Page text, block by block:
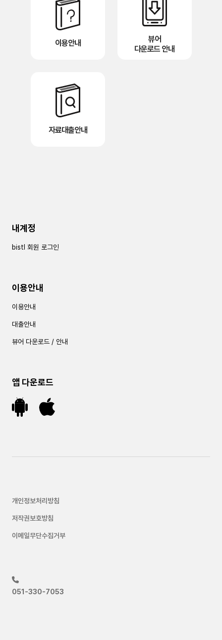
이용안내
뷰어
다운로드 안내
자료대출안내
내계정
bistl 회원 로그인
이용안내
이용안내
대출안내
뷰어 다운로드 / 안내
앱 다운로드
개인정보처리방침
저작권보호방침
이메일무단수집거부
051-330-7053